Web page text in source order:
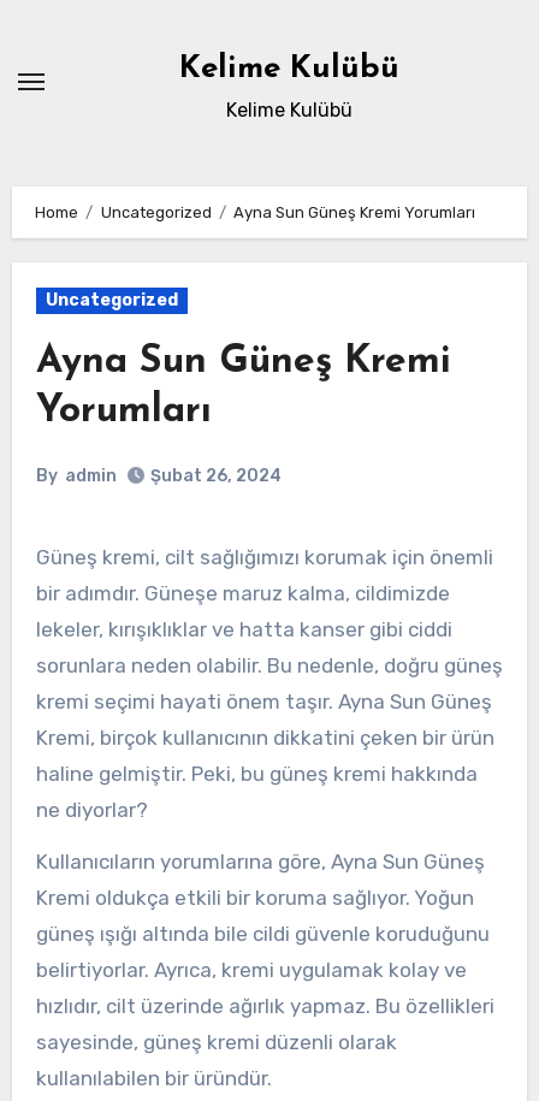
content
Kelime Kulübü
Kelime Kulübü
Home Uncategorized Ayna Sun Güneş Kremi Yorumları
Uncategorized
Ayna Sun Güneş Kremi
Yorumları
By admin Şubat 26, 2024
Güneş kremi, cilt sağlığımızı korumak için önemli
bir adımdır. Güneşe maruz kalma, cildimizde
lekeler, kırışıklıklar ve hatta kanser gibi ciddi
sorunlara neden olabilir. Bu nedenle, doğru güneş
kremi seçimi hayati önem taşır. Ayna Sun Güneş
Kremi, birçok kullanıcının dikkatini çeken bir ürün
haline gelmiştir. Peki, bu güneş kremi hakkında
ne diyorlar?
Kullanıcıların yorumlarına göre, Ayna Sun Güneş
Kremi oldukça etkili bir koruma sağlıyor. Yoğun
güneş ışığı altında bile cildi güvenle koruduğunu
belirtiyorlar. Ayrıca, kremi uygulamak kolay ve
hızlıdır, cilt üzerinde ağırlık yapmaz. Bu özellikleri
sayesinde, güneş kremi düzenli olarak
kullanılabilen bir üründür.